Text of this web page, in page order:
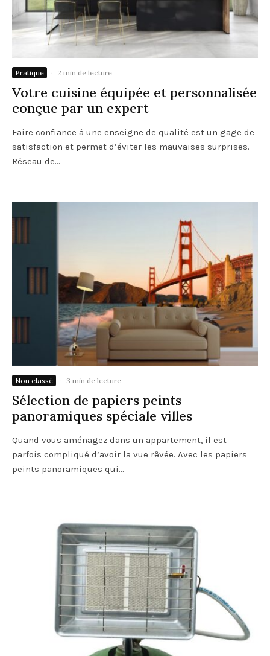
Pratique · 2 min de lecture
Votre cuisine équipée et personnalisée
conçue par un expert
Faire confiance à une enseigne de qualité est un gage de
satisfaction et permet d’éviter les mauvaises surprises.
Réseau de...
Non classé · 3 min de lecture
Sélection de papiers peints
panoramiques spéciale villes
Quand vous aménagez dans un appartement, il est
parfois compliqué d’avoir la vue rêvée. Avec les papiers
peints panoramiques qui...